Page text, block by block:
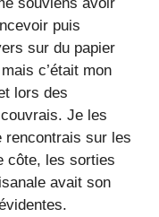
puis
sur du papier
c’était mon
lors des
Je les
rencontrais sur les
côte, les sorties
avait son